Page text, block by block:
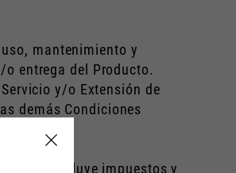
mantenimiento y
entrega del Producto.
y/o Extensión de
demás Condiciones
Esto incluye impuestos y